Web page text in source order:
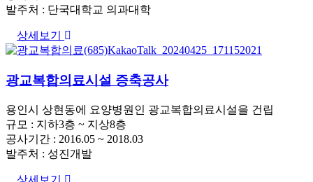
발주처 : 단국대학교 의과대학
상세보기
광교복합의료시설 증축공사
용인시 상현동에 요양병원인 광교복합의료시설을 건립
규모 : 지하3층 ~ 지상8층
공사기간 : 2016.05 ~ 2018.03
발주처 : 성진개발
상세보기